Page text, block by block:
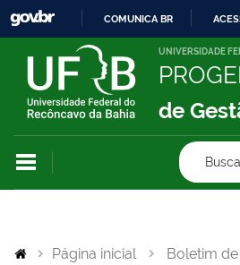
IR
PARA
COMUNICA BR
UNIVERSIDADE
de
Página inicial
Boletim